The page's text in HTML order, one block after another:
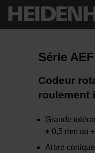
Série
Codeur
roulement
Grande
± 0,5 mm ou
Arbre conique